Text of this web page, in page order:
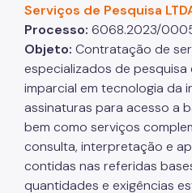
Serviços de Pesquisa
Processo: 6068.2023/
Objeto: Contratação de
especializados de
imparcial em tecnologia da
assinaturas para acesso a
bem como serviços
consulta, interpretação e
contidas nas referidas
quantidades e exigências